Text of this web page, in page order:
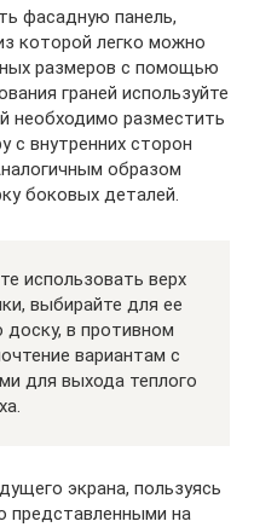
фасадную панель,
которой легко можно
размеров с помощью
граней используйте
необходимо разместить
с внутренних сторон
образом
боковых деталей.
использовать верх
выбирайте для ее
в противном
вариантам с
для выхода теплого
экрана, пользуясь
представленными на